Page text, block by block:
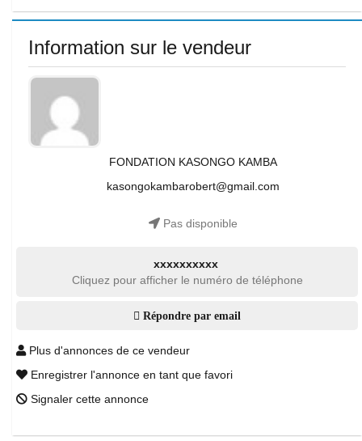
Information sur le vendeur
FONDATION KASONGO KAMBA
kasongokambarobert@gmail.com
Pas disponible
xxxxxxxxxx
Cliquez pour afficher le numéro de téléphone
Répondre par email
Plus d'annonces de ce vendeur
Enregistrer l'annonce en tant que favori
Signaler cette annonce